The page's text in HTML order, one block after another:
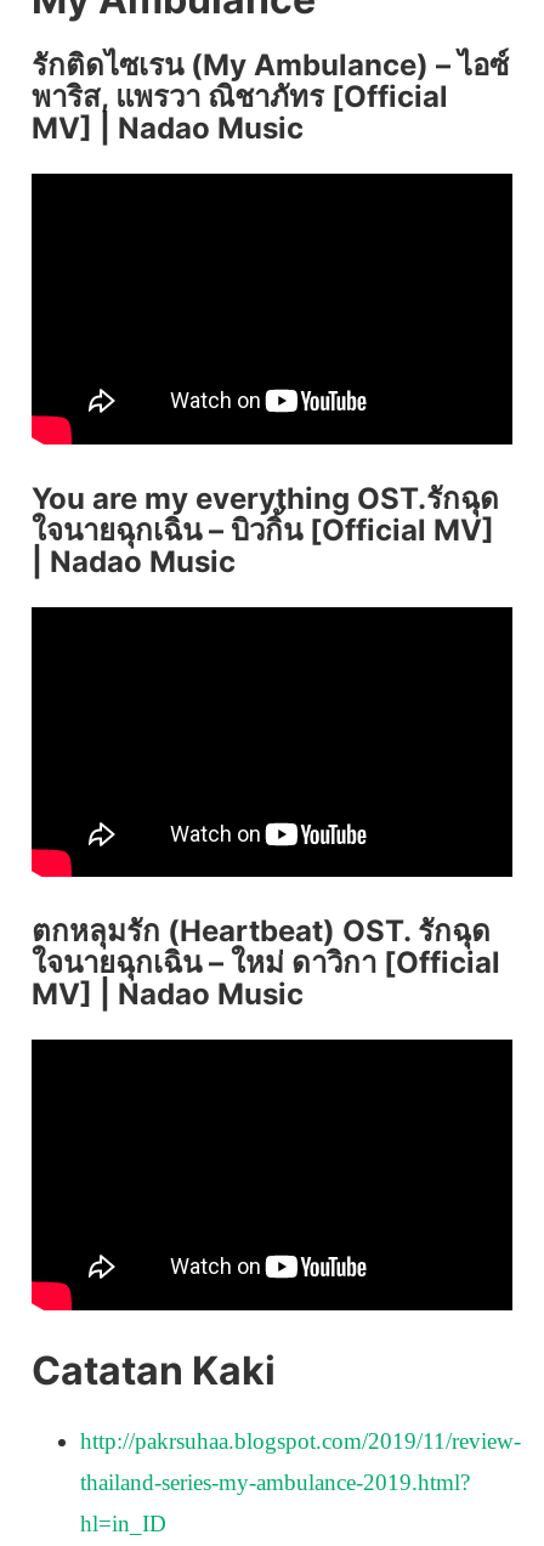
รักติดไซเรน (My Ambulance) – ไอซ์
พาริส, แพรวา ณิชาภัทร [Official
MV] | Nadao Music
You are my everything OST.รักฉุด
ใจนายฉุกเฉิน – บิวกิ้น [Official MV]
| Nadao Music
ตกหลุมรัก (Heartbeat) OST. รักฉุด
ใจนายฉุกเฉิน – ใหม่ ดาวิกา [Official
MV] | Nadao Music
Catatan Kaki
http://pakrsuhaa.blogspot.com/2019/11/review-
thailand-series-my-ambulance-2019.html?
hl=in_ID